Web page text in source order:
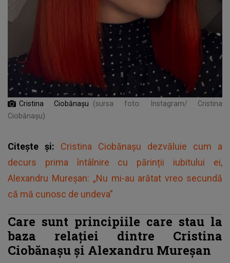
Cristina Ciobănașu
(sursa foto: Instagram/ Cristina
Ciobănașu)
Citește și: Cristina Ciobănașu dezvăluie cum a
decurs prima întâlnire cu părinții iubitului ei,
Alexandru Mureșan: „Nu mi-au arătat vreo secundă
că mă cunosc de undeva”
Care sunt principiile care stau la
baza relației dintre Cristina
Ciobănașu și Alexandru Mureșan